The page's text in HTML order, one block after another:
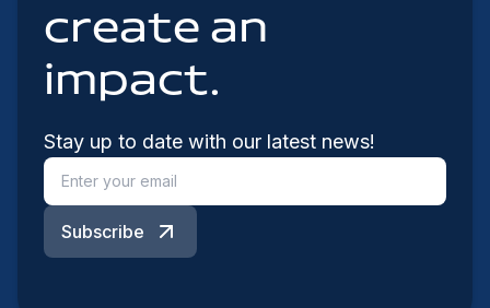
create an
impact.
Stay up to date with our latest news!
Subscribe